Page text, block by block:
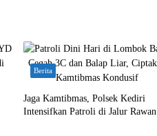
Berita
Jaga Kamtibmas, Polsek Kediri
Intensifkan Patroli di Jalur Rawan